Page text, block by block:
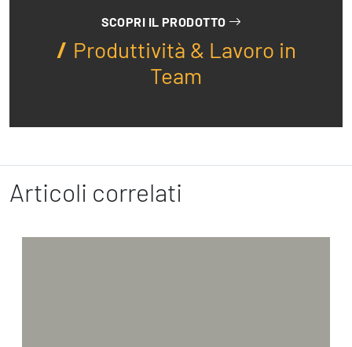
SCOPRI IL PRODOTTO
Produttività & Lavoro in
Team
Articoli correlati